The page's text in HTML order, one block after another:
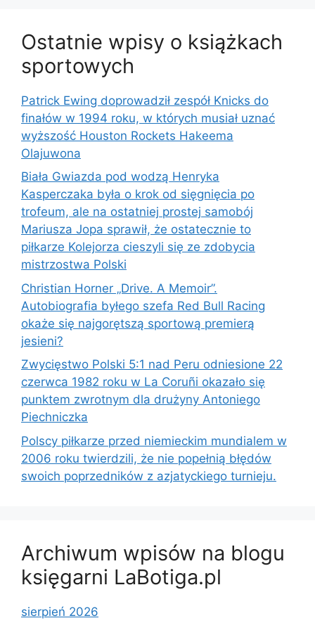
Ostatnie wpisy o książkach
sportowych
Patrick Ewing doprowadził zespół Knicks do
finałów w 1994 roku, w których musiał uznać
wyższość Houston Rockets Hakeema
Olajuwona
Biała Gwiazda pod wodzą Henryka
Kasperczaka była o krok od sięgnięcia po
trofeum, ale na ostatniej prostej samobój
Mariusza Jopa sprawił, że ostatecznie to
piłkarze Kolejorza cieszyli się ze zdobycia
mistrzostwa Polski
Christian Horner „Drive. A Memoir”.
Autobiografia byłego szefa Red Bull Racing
okaże się najgorętszą sportową premierą
jesieni?
Zwycięstwo Polski 5:1 nad Peru odniesione 22
czerwca 1982 roku w La Coruñi okazało się
punktem zwrotnym dla drużyny Antoniego
Piechniczka
Polscy piłkarze przed niemieckim mundialem w
2006 roku twierdzili, że nie popełnią błędów
swoich poprzedników z azjatyckiego turnieju.
Archiwum wpisów na blogu
księgarni LaBotiga.pl
sierpień 2026